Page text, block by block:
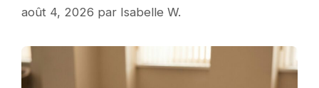
août 4, 2026 par Isabelle W.